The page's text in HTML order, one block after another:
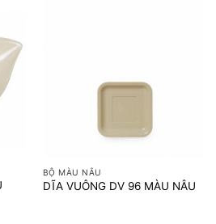
BỘ MÀU NÂU
DĨA VUÔNG DV 96 MÀU NÂU